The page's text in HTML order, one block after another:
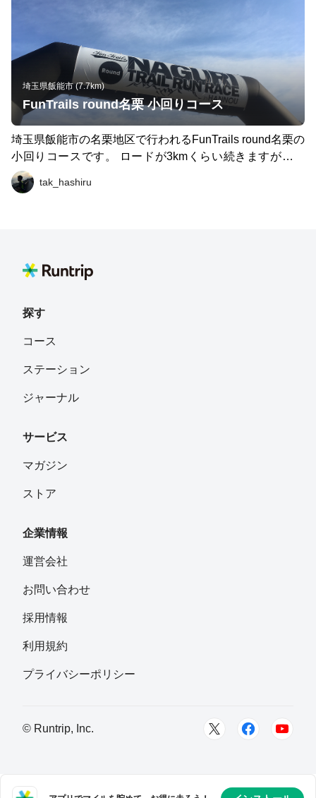
埼玉県飯能市 (7.7km)
FunTrails round名栗 小回りコース
埼玉県飯能市の名栗地区で行われるFunTrails round名栗の
小回りコースです。 ロードが3kmくらい続きますが、上
り調子のロードで心肺に刺激を入れ、更にトレイル区間で
も急登が続きますが、中登坂からの下りはフカフカの 絨
tak_hashiru
探す
コース
ステーション
ジャーナル
サービス
マガジン
ストア
企業情報
運営会社
お問い合わせ
採用情報
利用規約
プライバシーポリシー
© Runtrip, Inc.